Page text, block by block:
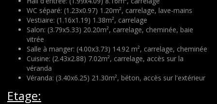
WC séparé: (1.23x0.97) 1.20m², carrelage, lave-mains
Vestiaire: (1.16x1.19) 1.38m², carrelage
Salon: (3.79x5.33) 20.20m², carrelage, cheminée, baie
vitrée
Salle à manger: (4.00x3.73) 14.92 m², carrelage, cheminée
Cuisine: (2.43x2.88) 7.02m², carrelage, accès sur la
véranda
Véranda: (3.40x6.25) 21.30m², béton, accès sur l'extérieur
Etage: